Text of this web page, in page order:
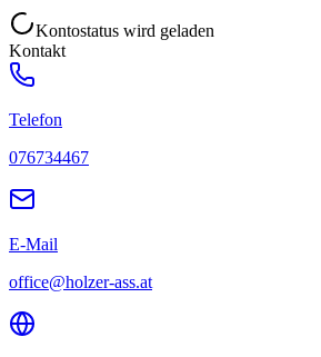
Kontostatus wird geladen
Kontakt
Telefon
076734467
E-Mail
office@holzer-ass.at